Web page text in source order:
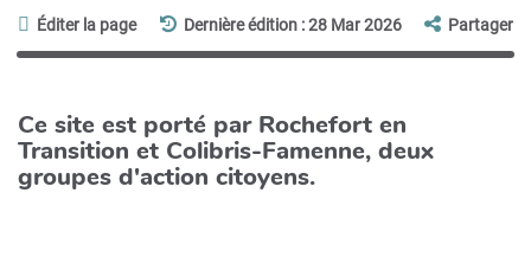
Éditer la page Dernière édition : 28 Mar 2026 Partager
Ce site est porté par Rochefort en
Transition et Colibris-Famenne, deux
groupes d'action citoyens.